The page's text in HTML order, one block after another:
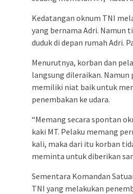
Kedatangan oknum TNI
yang bernama Adri. Namun
duduk di depan rumah Adri.
Menurutnya, korban dan
langsung dileraikan. Namun
memiliki niat baik untuk
penembakan ke udara.
“Memang secara spontan
kaki MT. Pelaku memang
kali, maka dari itu korban
meminta untuk diberikan
Sementara Komandan
TNI yang melakukan